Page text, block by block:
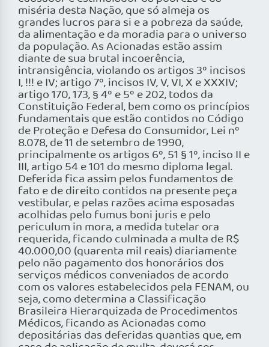
miséria desta Nação, que só almeja os
grandes lucros para si e a pobreza da saúde,
da alimentação e da moradia para o universo
da população. As Acionadas estão assim
diante de sua brutal incoerência,
intransigência, violando os artigos 3º incisos
I, !!! e IV; artigo 7º, incisos IV, V, VI, X e XXXIV;
artigo 170, 173, § 4º e 5º e 202, todos da
Constituição Federal, bem como os princípios
fundamentais que estão contidos no Código
de Proteção e Defesa do Consumidor, Lei nº
8.078, de 11 de setembro de 1990,
principalmente os artigos 6º, 51 § 1º, inciso II e
III, artigo 54 e 101 do mesmo diploma legal.
Deferida fica assim pelos fundamentos de
fato e de direito contidos na presente peça
vestibular, e pelas razões acima esposadas
acolhidas pelo fumus boni juris e pelo
periculum in mora, a medida tutelar ora
requerida, ficando culminada a multa de R$
40.000,00 (quarenta mil reais) diariamente
pelo não pagamento dos honorários dos
serviços médicos conveniados de acordo
com os valores estabelecidos pela FENAM, ou
seja, como determina a Classificação
Brasileira Hierarquizada de Procedimentos
Médicos, ficando as Acionadas como
depositárias das deferidas quantias que, em